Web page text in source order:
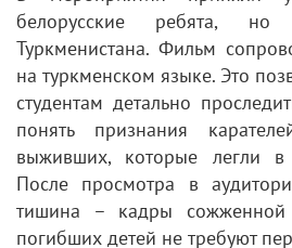
белорусские ребята,
Туркменистана. Фильм
на туркменском языке. Это
студентам детально
понять признания
выживших, которые легли в
После просмотра в
тишина – кадры
погибших детей не требуют